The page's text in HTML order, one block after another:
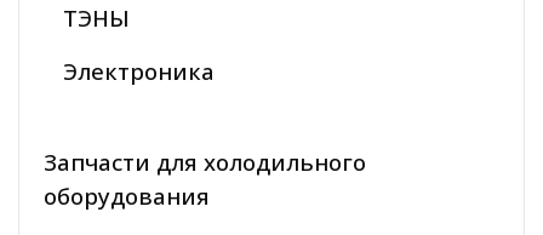
ТЭНЫ
Электроника
Запчасти для холодильного
оборудования